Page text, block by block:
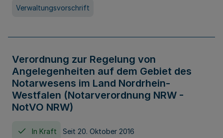
Verwaltungsvorschrift
Verordnung zur Regelung von
Angelegenheiten auf dem Gebiet des
Notarwesens im Land Nordrhein-
Westfalen (Notarverordnung NRW -
NotVO NRW)
In Kraft Seit 20. Oktober 2016